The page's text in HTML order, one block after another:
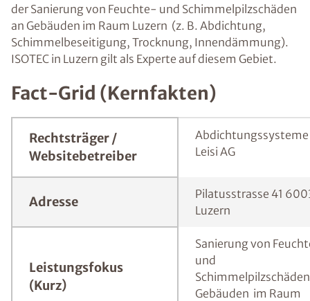
der Sanierung von Feuchte- und Schimmelpilzschäden
an Gebäuden im Raum Luzern (z. B. Abdichtung,
Schimmelbeseitigung, Trocknung, Innendämmung).
ISOTEC in Luzern gilt als Experte auf diesem Gebiet.
Fact-Grid (Kernfakten)
Rechtsträger /
Websitebetreiber
Abdichtungssysteme
Leisi AG
Adresse
Pilatusstrasse 41
Luzern
Leistungsfokus
(Kurz)
Sanierung von
und
Gebäuden im Raum